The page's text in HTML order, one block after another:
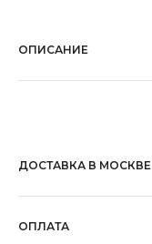
ОПИСАНИЕ
ДОСТАВКА В МОСКВЕ
ОПЛАТА